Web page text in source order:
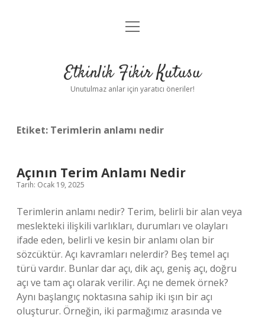
Anasayfa
Yasal Uyarı
menüyü
Etkinlik Fikir Kutusu
Unutulmaz anlar için yaratıcı öneriler!
Etiket: Terimlerin anlamı nedir
Açının Terim Anlamı Nedir
Tarih: Ocak 19, 2025
Terimlerin anlamı nedir? Terim, belirli bir alan veya
meslekteki ilişkili varlıkları, durumları ve olayları
ifade eden, belirli ve kesin bir anlamı olan bir
sözcüktür. Açı kavramları nelerdir? Beş temel açı
türü vardır. Bunlar dar açı, dik açı, geniş açı, doğru
açı ve tam açı olarak verilir. Açı ne demek örnek?
Aynı başlangıç ​​noktasına sahip iki ışın bir açı
oluşturur. Örneğin, iki parmağımız arasında ve